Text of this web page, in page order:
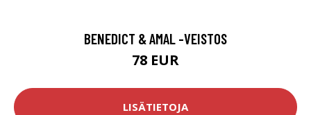
BENEDICT & AMAL -VEISTOS
78 EUR
LISÄTIETOJA